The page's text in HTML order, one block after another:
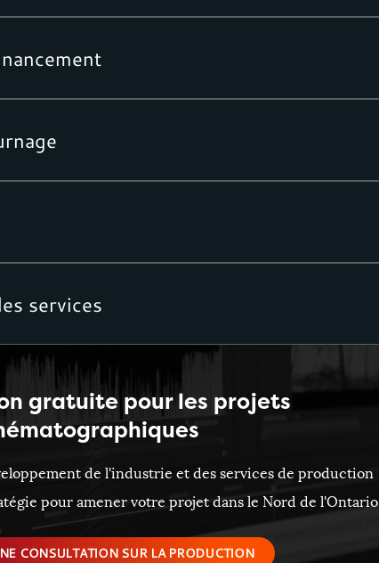
services
gratuite pour les projets
de l'industrie et des services de production
pour amener votre projet dans le Nord de l'Ontario
CONSULTATION SUR LA PRODUCTION